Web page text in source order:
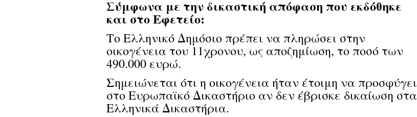
Σύμφωνα με την δικαστική απόφαση που εκδόθηκε
και στο Εφετείο:
Το Ελληνικό Δημόσιο πρέπει να πληρώσει στην
οικογένεια του 11χρονου, ως αποζημίωση, το ποσό των
490.000 ευρώ.
Σημειώνεται ότι η οικογένεια ήταν έτοιμη να προσφύγει
στο Ευρωπαϊκό Δικαστήριο αν δεν έβρισκε δικαίωση στα
Ελληνικά Δικαστήρια.